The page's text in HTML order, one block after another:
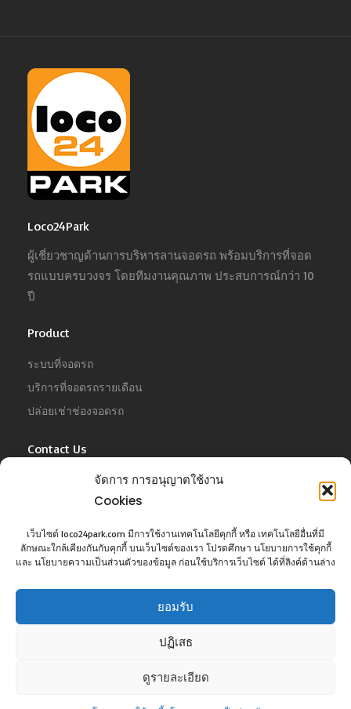
จัดการ การอนุญาตใช้งาน
Cookies
เว็บไซต์ loco24park.com มีการใช้งานเทคโนโลยีคุกกี้ หรือ เทคโนโลยีอื่นที่มี
ลักษณะใกล้เคียงกันกับคุกกี้ บนเว็บไซต์ของเรา โปรดศึกษา นโยบายการใช้คุกกี้
และ นโยบายความเป็นส่วนตัวของข้อมูล ก่อนใช้บริการเว็บไซต์ ได้ที่ลิงค์ด้านล่าง
ยอมรับ
ปฏิเสธ
ดูรายละเอียด
Loco24Park
ผู้เชี่ยวชาญด้านการบริหารลานจอดรถ พร้อมบริการที่จอด
รถแบบครบวงจร โดยทีมงานคุณภาพ ประสบการณ์กว่า 10
ปี
Product
ระบบที่จอดรถ
บริการที่จอดรถรายเดือน
ปล่อยเช่าช่องจอดรถ
Contact Us
02-022-4680
For Customer
Email :support@jowit.com
©Copyright loco24park.com, 2017. All Rights Reserved.